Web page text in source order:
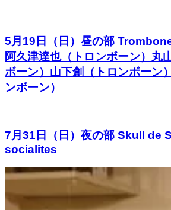
5月19日（日）昼の部
阿久津達也（トロンボーン）丸
ボーン）山下創（トロンボーン
ンボーン）
7月31日（日）夜の部 Skull de
socialites